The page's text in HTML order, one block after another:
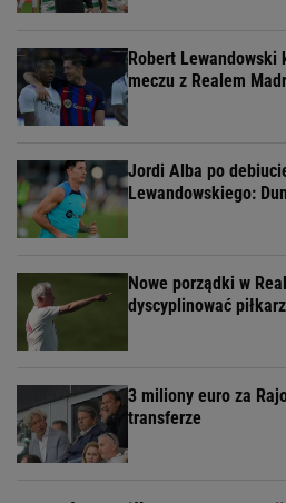
Robert
meczu z Realem
Jordi Alba po
Lewandowskiego:
Nowe porządki w
dyscyplinować
3 miliony euro za
transferze